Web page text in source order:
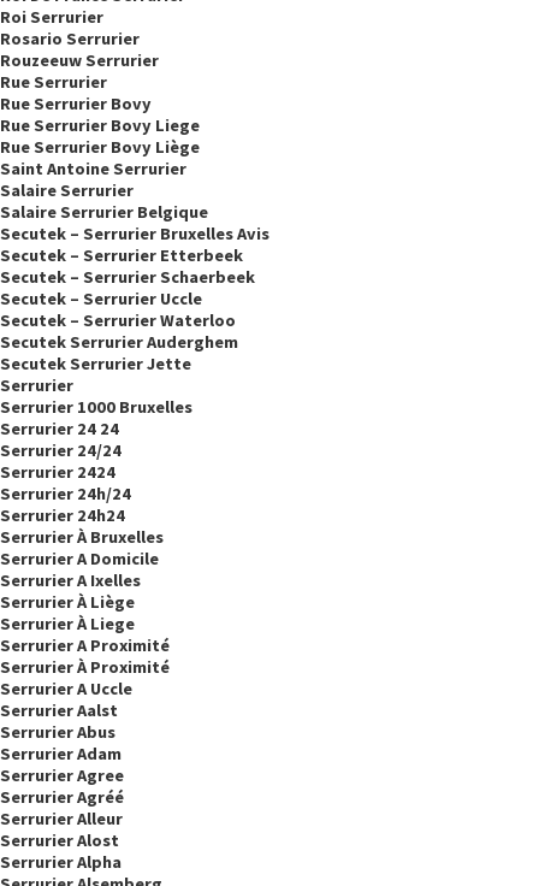
Roi Serrurier
Rosario Serrurier
Rouzeeuw Serrurier
Rue Serrurier
Rue Serrurier Bovy
Rue Serrurier Bovy Liege
Rue Serrurier Bovy Liège
Saint Antoine Serrurier
Salaire Serrurier
Salaire Serrurier Belgique
Secutek – Serrurier Bruxelles Avis
Secutek – Serrurier Etterbeek
Secutek – Serrurier Schaerbeek
Secutek – Serrurier Uccle
Secutek – Serrurier Waterloo
Secutek Serrurier Auderghem
Secutek Serrurier Jette
Serrurier
Serrurier 1000 Bruxelles
Serrurier 24 24
Serrurier 24/24
Serrurier 2424
Serrurier 24h/24
Serrurier 24h24
Serrurier À Bruxelles
Serrurier A Domicile
Serrurier A Ixelles
Serrurier À Liège
Serrurier À Liege
Serrurier A Proximité
Serrurier À Proximité
Serrurier A Uccle
Serrurier Aalst
Serrurier Abus
Serrurier Adam
Serrurier Agree
Serrurier Agréé
Serrurier Alleur
Serrurier Alost
Serrurier Alpha